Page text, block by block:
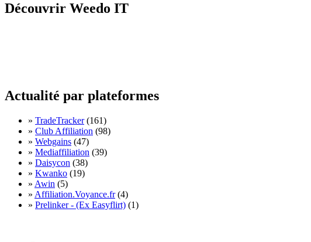
Découvrir Weedo IT
Actualité par plateformes
» TradeTracker (161)
» Club Affiliation (98)
» Webgains (47)
» Mediaffiliation (39)
» Daisycon (38)
» Kwanko (19)
» Awin (5)
» Affiliation.Voyance.fr (4)
» Prelinker - (Ex Easyflirt) (1)